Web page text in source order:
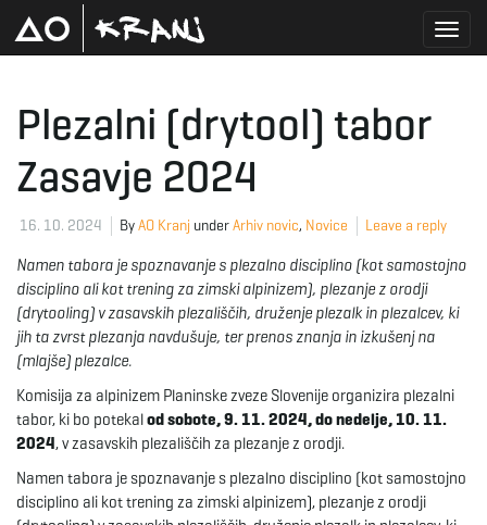
Plezalni (drytool) tabor
Zasavje 2024
16. 10. 2024 ByAO Kranj underArhiv novic, Novice Leave a reply
Namen tabora je spoznavanje s plezalno disciplino (kot samostojno
disciplino ali kot trening za zimski alpinizem), plezanje z orodji
(drytooling) v zasavskih plezališčih, druženje plezalk in plezalcev, ki
jih ta zvrst plezanja navdušuje, ter prenos znanja in izkušenj na
(mlajše) plezalce.
Komisija za alpinizem Planinske zveze Slovenije organizira plezalni
tabor, ki bo potekalod sobote, 9. 11. 2024, do nedelje, 10. 11.
2024, v zasavskih plezališčih za plezanje z orodji.
Namen tabora je spoznavanje s plezalno disciplino (kot samostojno
disciplino ali kot trening za zimski alpinizem), plezanje z orodji